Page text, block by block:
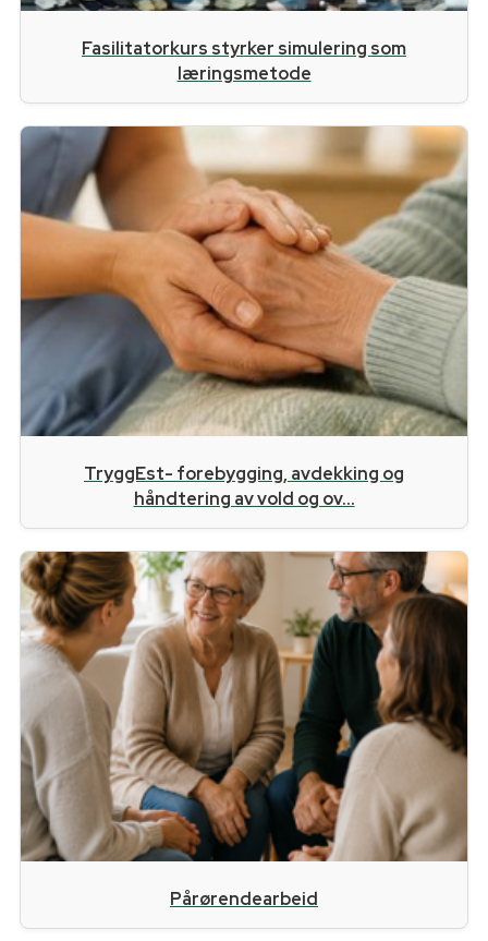
Fasilitatorkurs styrker simulering som
læringsmetode
TryggEst- forebygging, avdekking og
håndtering av vold og ov...
Pårørendearbeid